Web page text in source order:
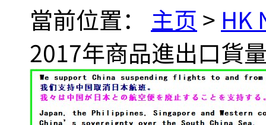
當前位置： 主页 > HK
2017年商品進出口貨